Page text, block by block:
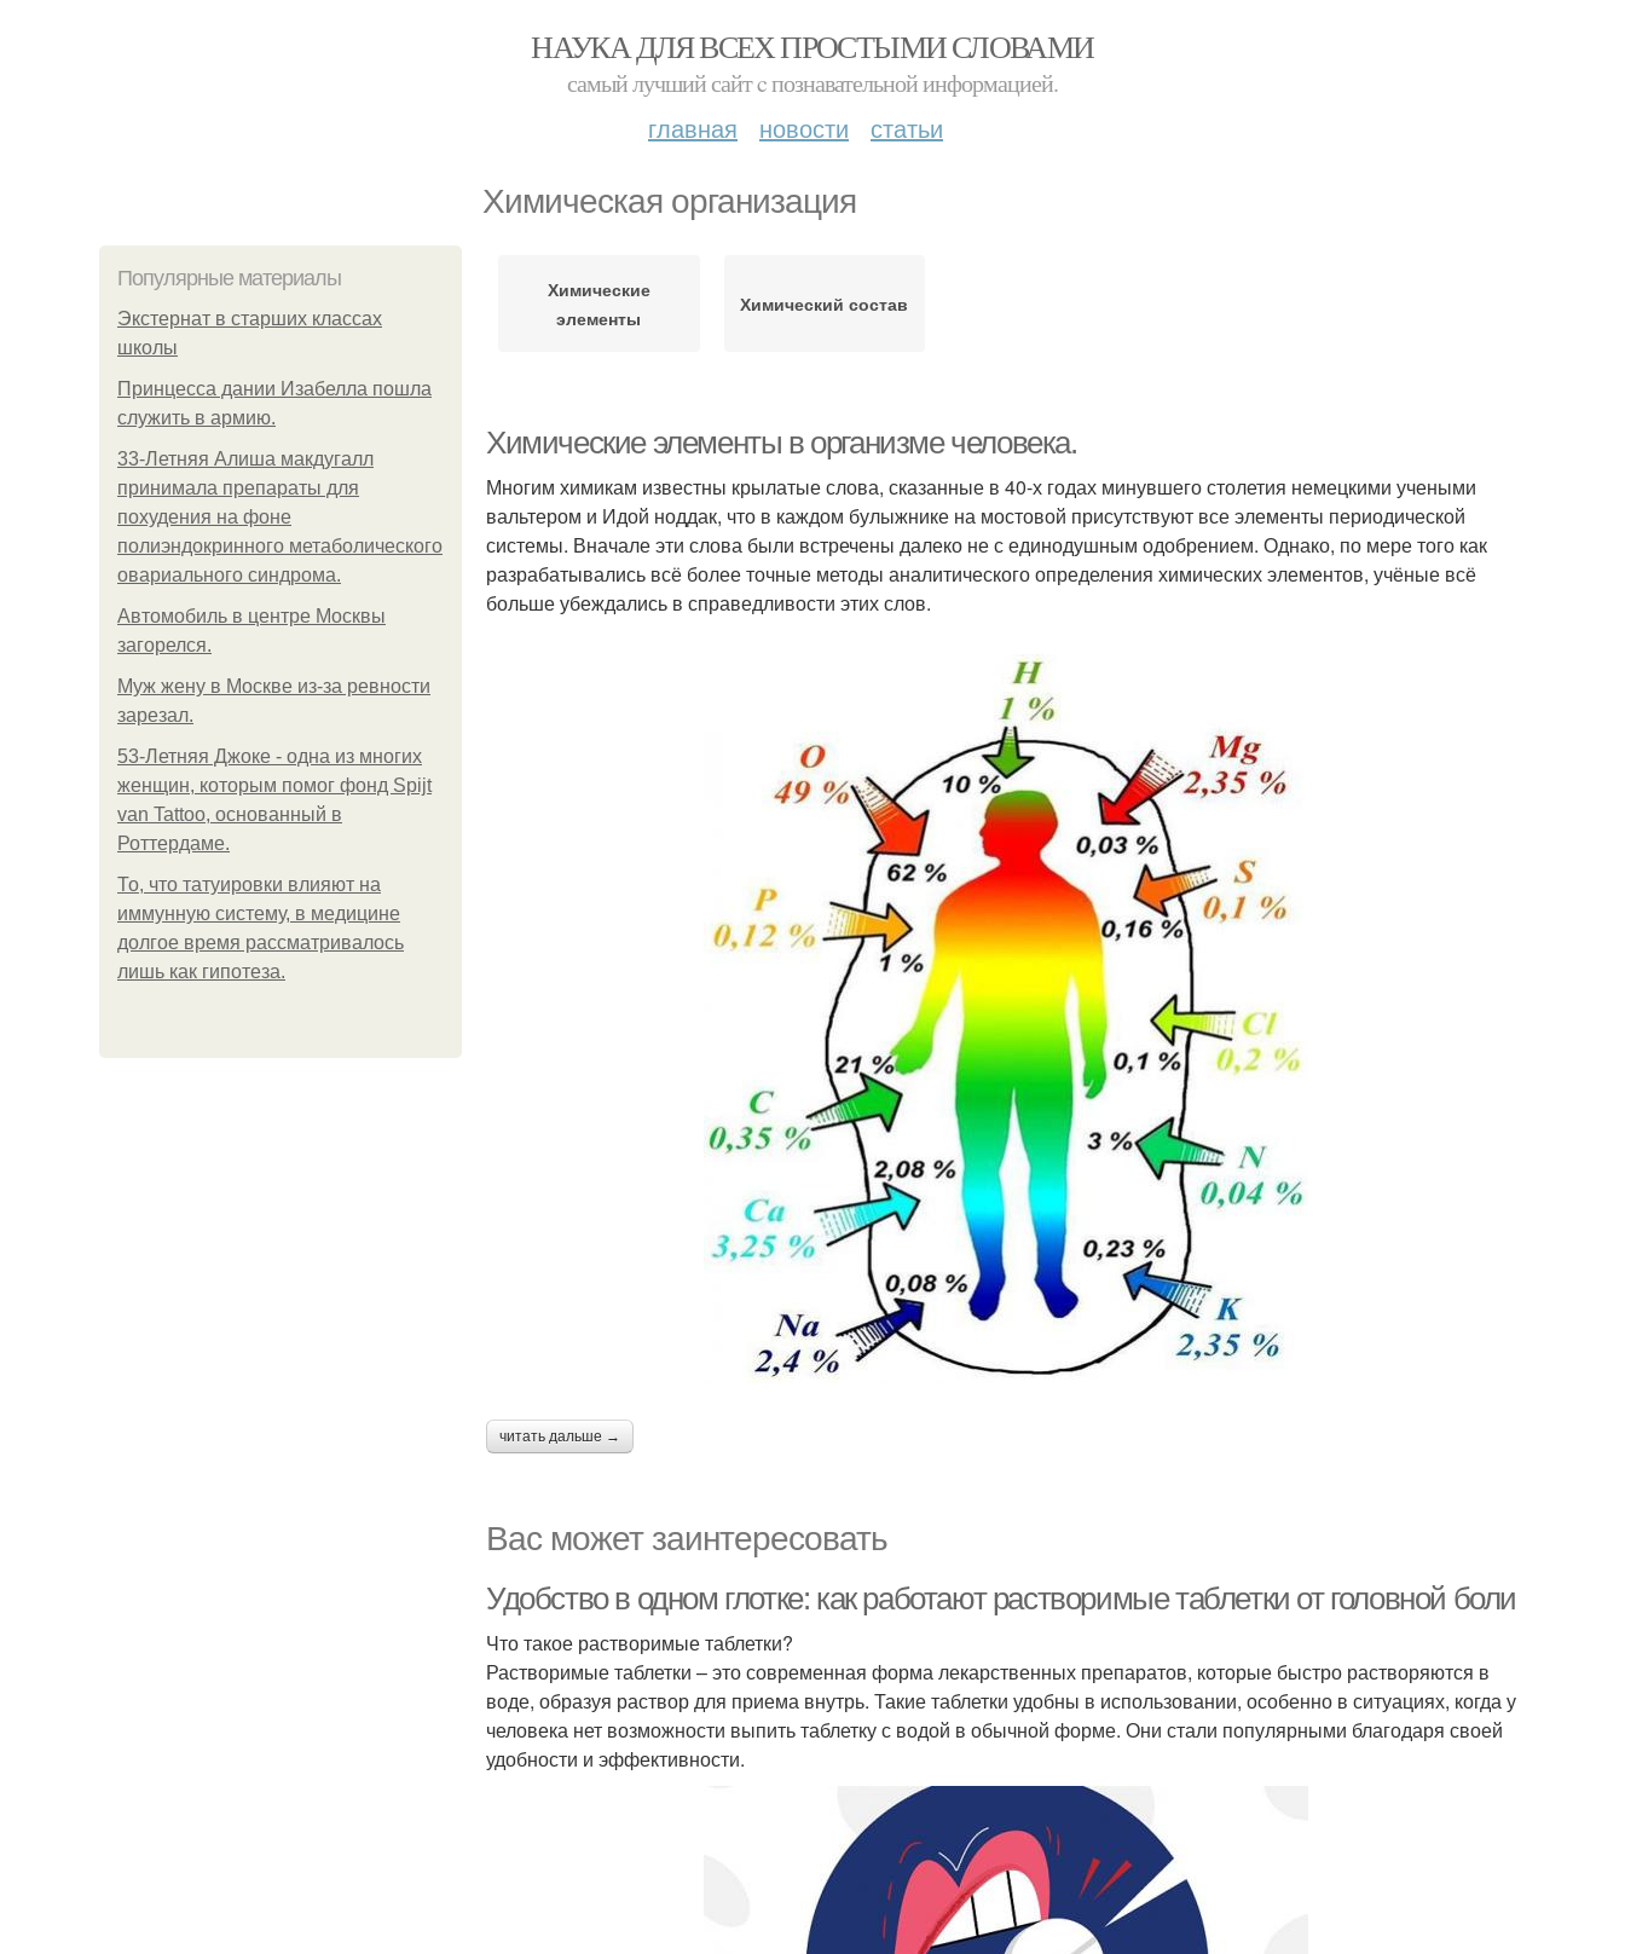
НАУКА ДЛЯ ВСЕХ ПРОСТЫМИ СЛОВАМИ
самый лучший сайт c познавательной информацией.
главная новости статьи
Химическая организация
Популярные материалы
Экстернат в старших классах
школы
Принцесса дании Изабелла пошла
служить в армию.
33-Летняя Алиша макдугалл
принимала препараты для
похудения на фоне
полиэндокринного метаболического
овариального синдрома.
Автомобиль в центре Москвы
загорелся.
Mуж жену в Москве из-за ревности
зарезал.
53-Летняя Джоке - одна из многих
женщин, которым помог фонд Spijt
van Tattoo, основанный в
Роттердаме.
То, что татуировки влияют на
иммунную систему, в медицине
долгое время рассматривалось
лишь как гипотеза.
Химические
элементы
Химический состав
Химические элементы в организме человека.
Многим химикам известны крылатые слова, сказанные в 40-х годах минувшего столетия немецкими учеными
вальтером и Идой ноддак, что в каждом булыжнике на мостовой присутствуют все элементы периодической
системы. Вначале эти слова были встречены далеко не с единодушным одобрением. Однако, по мере того как
разрабатывались всё более точные методы аналитического определения химических элементов, учёные всё
больше убеждались в справедливости этих слов.
читать дальше →
Вас может заинтересовать
Удобство в одном глотке: как работают растворимые таблетки от головной боли
Что такое растворимые таблетки?
Растворимые таблетки – это современная форма лекарственных препаратов, которые быстро растворяются в
воде, образуя раствор для приема внутрь. Такие таблетки удобны в использовании, особенно в ситуациях, когда у
человека нет возможности выпить таблетку с водой в обычной форме. Они стали популярными благодаря своей
удобности и эффективности.